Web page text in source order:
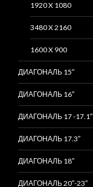
1920 X 1080
3480 X 2160
1600 X 900
ДИАГОНАЛЬ 15″
ДИАГОНАЛЬ 16″
ДИАГОНАЛЬ 17 -17.1″
ДИАГОНАЛЬ 17.3″
ДИАГОНАЛЬ 18″
ДИАГОНАЛЬ 20″-23″